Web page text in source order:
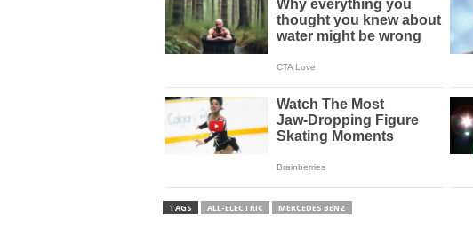
TAGS ALL-ELECTRIC MERCEDES BENZ